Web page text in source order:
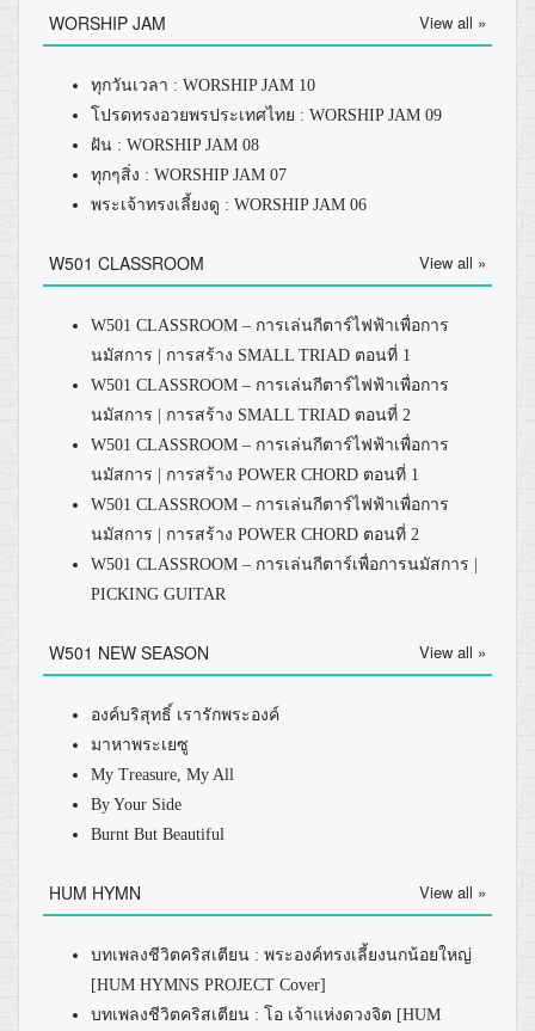
WORSHIP JAM View all »
ทุกวันเวลา : WORSHIP JAM 10
โปรดทรงอวยพรประเทศไทย : WORSHIP JAM 09
ฝัน : WORSHIP JAM 08
ทุกๆสิ่ง : WORSHIP JAM 07
พระเจ้าทรงเลี้ยงดู : WORSHIP JAM 06
W501 CLASSROOM View all »
W501 CLASSROOM – การเล่นกีตาร์ไฟฟ้าเพื่อการ
นมัสการ | การสร้าง SMALL TRIAD ตอนที่ 1
W501 CLASSROOM – การเล่นกีตาร์ไฟฟ้าเพื่อการ
นมัสการ | การสร้าง SMALL TRIAD ตอนที่ 2
W501 CLASSROOM – การเล่นกีตาร์ไฟฟ้าเพื่อการ
นมัสการ | การสร้าง POWER CHORD ตอนที่ 1
W501 CLASSROOM – การเล่นกีตาร์ไฟฟ้าเพื่อการ
นมัสการ | การสร้าง POWER CHORD ตอนที่ 2
W501 CLASSROOM – การเล่นกีตาร์เพื่อการนมัสการ |
PICKING GUITAR
W501 NEW SEASON View all »
องค์บริสุทธิ์ เรารักพระองค์
มาหาพระเยซู
My Treasure, My All
By Your Side
Burnt But Beautiful
HUM HYMN View all »
บทเพลงชีวิตคริสเตียน : พระองค์ทรงเลี้ยงนกน้อยใหญ่
[HUM HYMNS PROJECT Cover]
บทเพลงชีวิตคริสเตียน : โอ เจ้าแห่งดวงจิต [HUM